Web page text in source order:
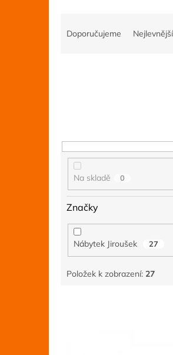
u
Doporučujeme Nejlevnější
Na skladě 0
Značky
Nábytek Jiroušek 27
Položek k zobrazení: 27